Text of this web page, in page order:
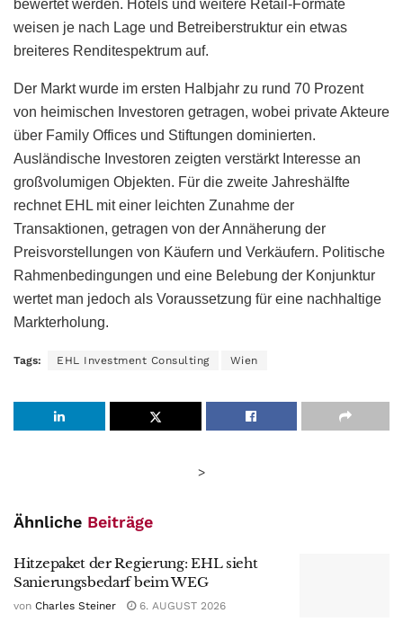
bewertet werden. Hotels und weitere Retail-Formate
weisen je nach Lage und Betreiberstruktur ein etwas
breiteres Renditespektrum auf.
Der Markt wurde im ersten Halbjahr zu rund 70 Prozent
von heimischen Investoren getragen, wobei private Akteure
über Family Offices und Stiftungen dominierten.
Ausländische Investoren zeigten verstärkt Interesse an
großvolumigen Objekten. Für die zweite Jahreshälfte
rechnet EHL mit einer leichten Zunahme der
Transaktionen, getragen von der Annäherung der
Preisvorstellungen von Käufern und Verkäufern. Politische
Rahmenbedingungen und eine Belebung der Konjunktur
wertet man jedoch als Voraussetzung für eine nachhaltige
Markterholung.
Tags: EHL Investment Consulting Wien
>
Ähnliche Beiträge
Hitzepaket der Regierung: EHL sieht
Sanierungsbedarf beim WEG
von Charles Steiner 6. AUGUST 2026